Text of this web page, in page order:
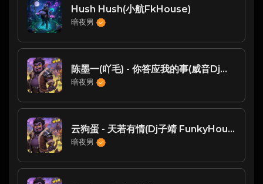
Hush Hush(小航FkHouse)
暗夜男
陈墨一(吖毛) - 你答应我的事(威音Dj华仔 FunkyHouse Rmx 2024)
暗夜男
云狗蛋 - 天若有情(Dj子靖 FunkyHouse Rmx 2023)
暗夜男